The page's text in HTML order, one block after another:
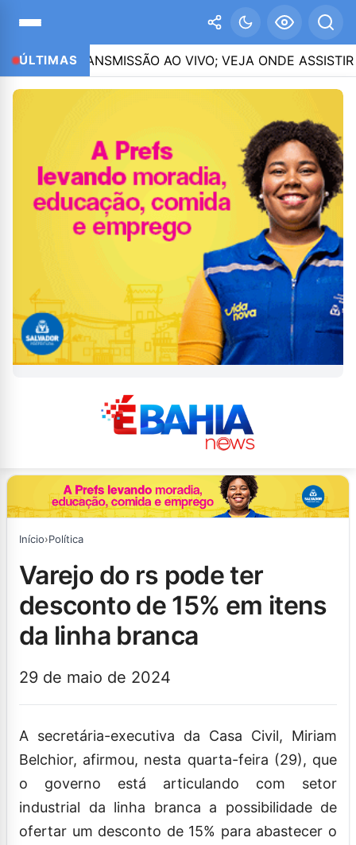
ÚLTIMAS AO VIVO; VEJA ONDE ASSISTIR
Início›Política
varejo do rs pode ter
desconto de 15% em itens
da linha branca
29 de maio de 2024
A secretária-executiva da Casa Civil, Miriam
Belchior, afirmou, nesta quarta-feira (29), que
o governo está articulando com setor
industrial da linha branca a possibilidade de
ofertar um desconto de 15% para abastecer o